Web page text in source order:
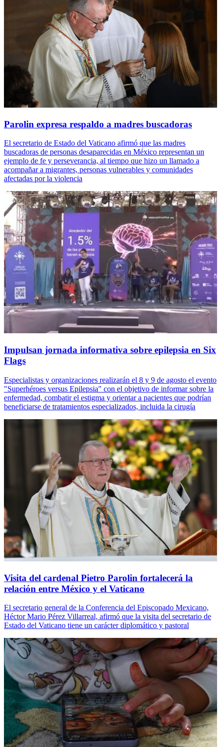
Parolin expresa respaldo a madres buscadoras
El secretario de Estado del Vaticano afirmó que las madres
buscadoras de personas desaparecidas en México representan un
ejemplo de fe y perseverancia, al tiempo que hizo un llamado a
acompañar a migrantes, personas vulnerables y comunidades
afectadas por la violencia
Impulsan jornada informativa sobre epilepsia en Six
Flags
Especialistas y organizaciones realizarán el 8 y 9 de agosto el evento
"Superhéroes versus Epilepsia" con el objetivo de informar sobre la
enfermedad, combatir el estigma y orientar a pacientes que podrían
beneficiarse de tratamientos especializados, incluida la cirugía
Visita del cardenal Pietro Parolin fortalecerá la
relación entre México y el Vaticano
El secretario general de la Conferencia del Episcopado Mexicano,
Héctor Mario Pérez Villarreal, afirmó que la visita del secretario de
Estado del Vaticano tiene un carácter diplomático y pastoral